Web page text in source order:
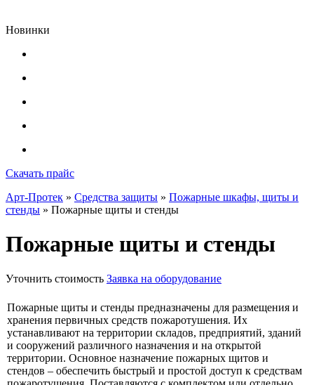
Новинки
Скачать прайс
Арт-Протек » Средства защиты » Пожарные шкафы, щиты и
стенды » Пожарные щиты и стенды
Пожарные щиты и стенды
Уточнить стоимость Заявка на оборудование
Пожарные щиты и стенды предназначены для размещения и
хранения первичных средств пожаротушения. Их
устанавливают на территории складов, предприятий, зданий
и сооружений различного назначения и на открытой
территории. Основное назначение пожарных щитов и
стендов – обеспечить быстрый и простой доступ к средствам